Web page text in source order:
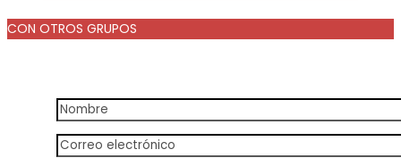
CON OTROS GRUPOS